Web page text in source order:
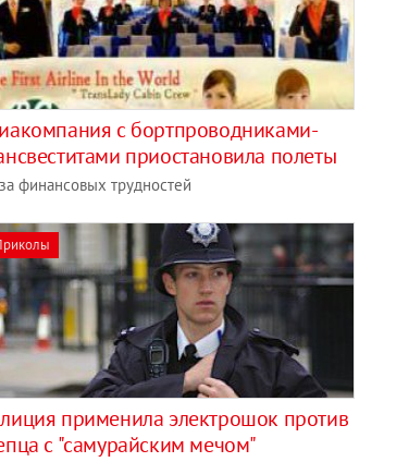
с бортпроводниками-
приостановила полеты
финансовых трудностей
применила электрошок против
с "самурайским мечом"